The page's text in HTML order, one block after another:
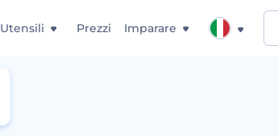
Utensili Prezzi Imparare